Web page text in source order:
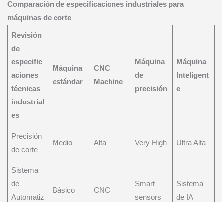
Comparación de especificaciones industriales para
máquinas de corte
Revisión
de
especific
aciones
técnicas
industrial
es
Máquina
estándar
CNC
Machine
Máquina
de
precisión
Máquina
Inteligent
e
Precisión
de corte
Medio Alta Very High Ultra Alta
Sistema
de
Automatiz
Básico CNC
Smart
sensors
Sistema
de IA